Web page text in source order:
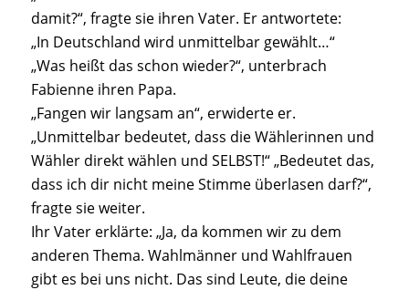
damit?“, fragte sie ihren Vater. Er antwortete:
„In Deutschland wird unmittelbar gewählt…“
„Was heißt das schon wieder?“, unterbrach
Fabienne ihren Papa.
„Fangen wir langsam an“, erwiderte er.
„Unmittelbar bedeutet, dass die Wählerinnen und
Wähler direkt wählen und SELBST!“ „Bedeutet das,
dass ich dir nicht meine Stimme überlasen darf?“,
fragte sie weiter.
Ihr Vater erklärte: „Ja, da kommen wir zu dem
anderen Thema. Wahlmänner und Wahlfrauen
gibt es bei uns nicht. Das sind Leute, die deine